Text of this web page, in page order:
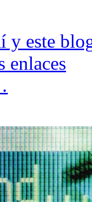
y este
enlaces